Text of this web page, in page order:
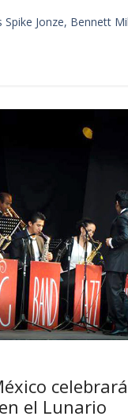
Spike Jonze, Bennett
celebrará
el Lunario